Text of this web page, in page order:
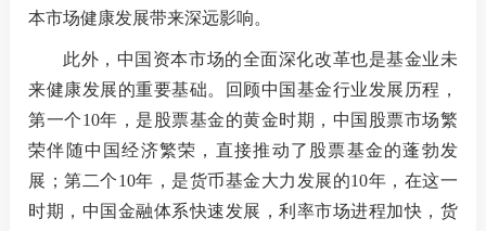
本市场健康发展带来深远影响。
此外，中国资本市场的全面深化改革也是基金业未
来健康发展的重要基础。回顾中国基金行业发展历程，
第一个10年，是股票基金的黄金时期，中国股票市场繁
荣伴随中国经济繁荣，直接推动了股票基金的蓬勃发
展；第二个10年，是货币基金大力发展的10年，在这一
时期，中国金融体系快速发展，利率市场进程加快，货